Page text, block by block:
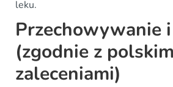
leku.
Przechowywanie i
(zgodnie z
zaleceniami)